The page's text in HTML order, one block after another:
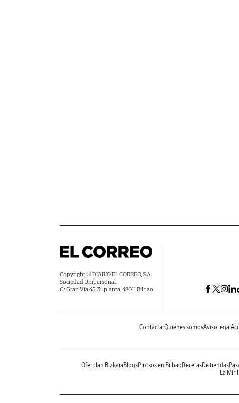
Copyright © DIARIO EL CORREO, S.A.
Sociedad Unipersonal.
C/ Gran Vía 45, 3ª planta, 48011 Bilbao
ContactarQuiénes somosAviso legal
Oferplan Bizkaia BlogsPintxos en Bilbao RecetasDe tiendas
La